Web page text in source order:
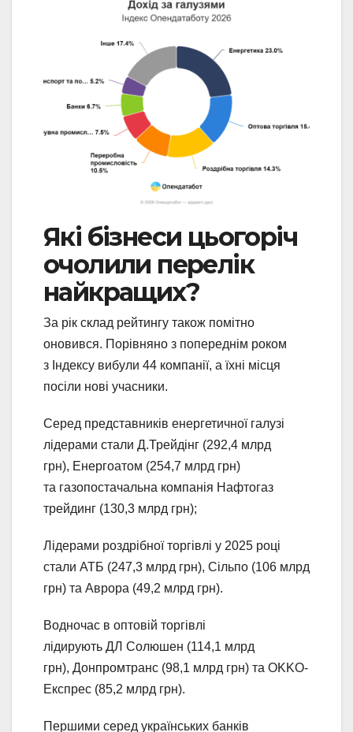
Які бізнеси цьогоріч
очолили перелік
найкращих? ​
За рік склад рейтингу також помітно
оновився. Порівняно з попереднім роком
з Індексу вибули 44 компанії, а їхні місця
посіли нові учасники.
Серед представників енергетичної галузі
лідерами стали Д.Трейдінг (292,4 млрд
грн), Енергоатом (254,7 млрд грн)
та газопостачальна компанія Нафтогаз
трейдинг (130,3 млрд грн);
Лідерами роздрібної торгівлі у 2025 році
стали АТБ (247,3 млрд грн), Сільпо (106 млрд
грн) та Аврора (49,2 млрд грн).
Водночас в оптовій торгівлі
лідирують ДЛ Солюшен (114,1 млрд
грн), Донпромтранс (98,1 млрд грн) та OKKO-
Експрес (85,2 млрд грн).
Першими серед українських банків